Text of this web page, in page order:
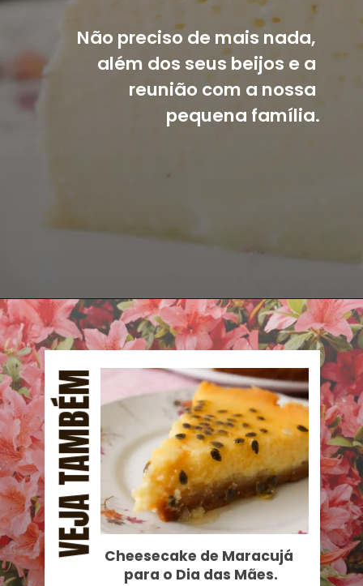
Não preciso de mais nada,
além dos seus beijos e a
reunião com a nossa
pequena família.
Opening https://mangacompimenta.com/2013/10/25/pudim-de-leite-em-po/
VEJA TAMBÉM
Cheesecake de Maracujá
para o Dia das Mães.